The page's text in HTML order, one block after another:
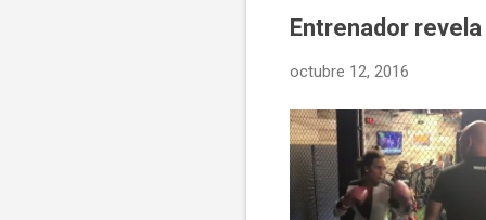
Entrenador
octubre 12, 2016